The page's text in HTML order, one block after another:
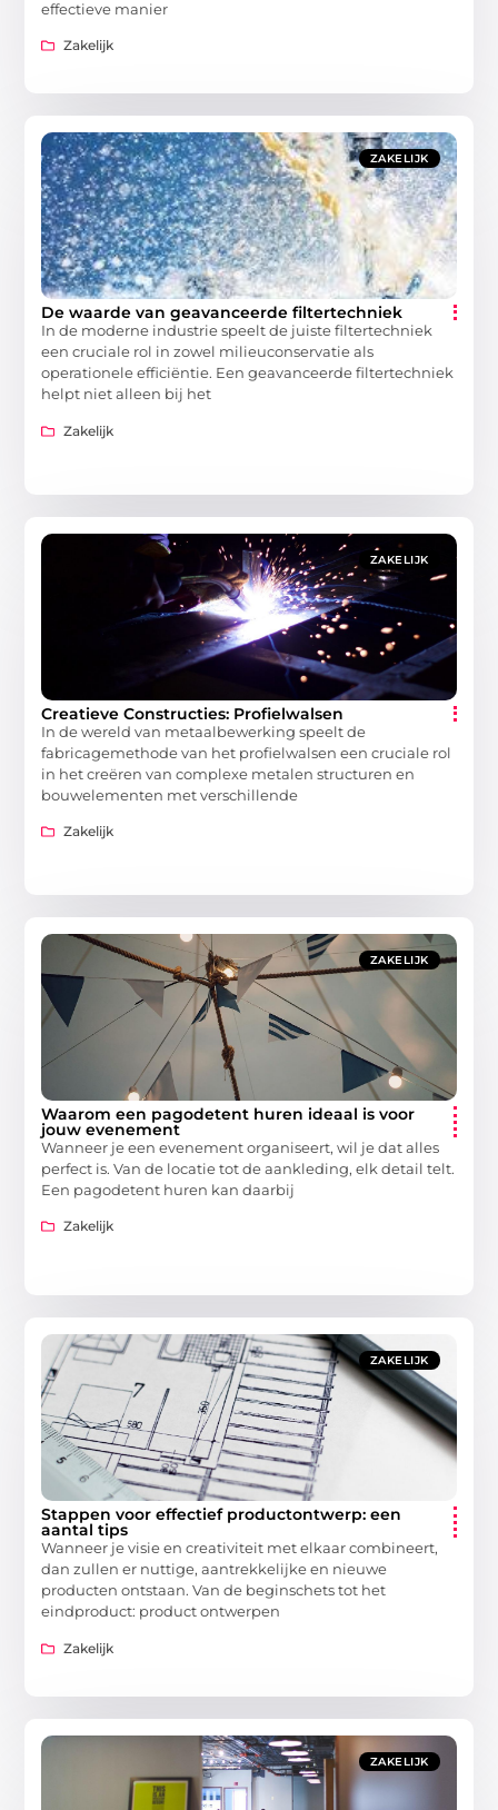
effectieve manier
Zakelijk
ZAKELIJK
De waarde van geavanceerde filtertechniek
In de moderne industrie speelt de juiste filtertechniek
een cruciale rol in zowel milieuconservatie als
operationele efficiëntie. Een geavanceerde filtertechniek
helpt niet alleen bij het
Zakelijk
ZAKELIJK
Creatieve Constructies: Profielwalsen
In de wereld van metaalbewerking speelt de
fabricagemethode van het profielwalsen een cruciale rol
in het creëren van complexe metalen structuren en
bouwelementen met verschillende
Zakelijk
ZAKELIJK
Waarom een pagodetent huren ideaal is voor
jouw evenement
Wanneer je een evenement organiseert, wil je dat alles
perfect is. Van de locatie tot de aankleding, elk detail telt.
Een pagodetent huren kan daarbij
Zakelijk
ZAKELIJK
Stappen voor effectief productontwerp: een
aantal tips
Wanneer je visie en creativiteit met elkaar combineert,
dan zullen er nuttige, aantrekkelijke en nieuwe
producten ontstaan. Van de beginschets tot het
eindproduct: product ontwerpen
Zakelijk
ZAKELIJK